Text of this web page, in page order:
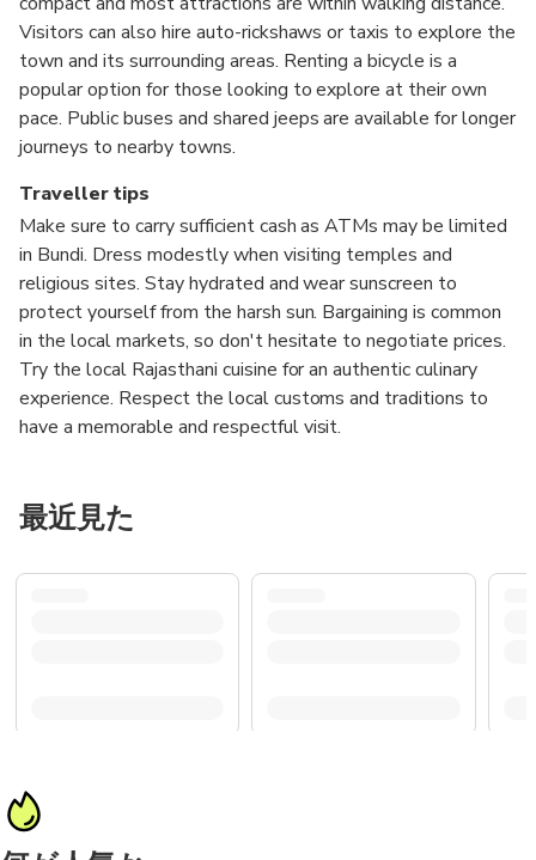
Visitors can also hire auto-rickshaws or taxis to explore the
town and its surrounding areas. Renting a bicycle is a
popular option for those looking to explore at their own
pace. Public buses and shared jeeps are available for longer
journeys to nearby towns.
Traveller tips
Make sure to carry sufficient cash as ATMs may be limited
in Bundi. Dress modestly when visiting temples and
religious sites. Stay hydrated and wear sunscreen to
protect yourself from the harsh sun. Bargaining is common
in the local markets, so don't hesitate to negotiate prices.
Try the local Rajasthani cuisine for an authentic culinary
experience. Respect the local customs and traditions to
have a memorable and respectful visit.
最近見た